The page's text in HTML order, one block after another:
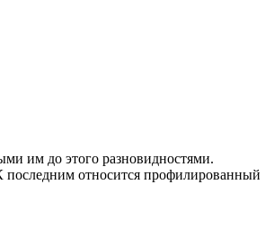
им до этого разновидностями.
последним относится профилированный